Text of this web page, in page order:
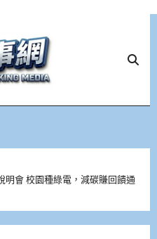
明會 校園種綠電，減碳賺回饋通